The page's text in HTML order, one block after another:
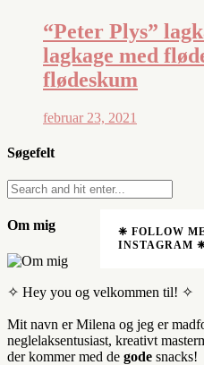
“Peter Plys”
lagkage med
flødeskum
februar 23, 2021
Søgefelt
Om mig
✧ Hey you og velkommen til! ✧
Mit navn er Milena og jeg er
neglelaksentusiast, kreativt
der kommer med de gode snacks!
❈ FOLLOW
INSTAGRAM